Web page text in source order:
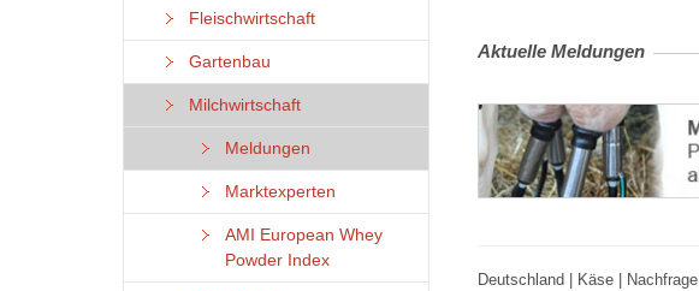
Fleischwirtschaft
Gartenbau
Milchwirtschaft
Meldungen
Marktexperten
AMI European Whey
Powder Index
Aktuelle Meldungen
Deutschland | Käse | Nachfrage